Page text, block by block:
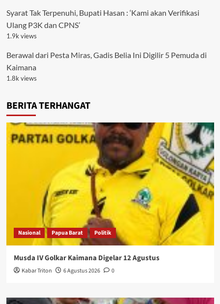
Syarat Tak Terpenuhi, Bupati Hasan : ‘Kami akan Verifikasi
Ulang P3K dan CPNS’
1.9k views
Berawal dari Pesta Miras, Gadis Belia Ini Digilir 5 Pemuda di
Kaimana
1.8k views
BERITA TERHANGAT
Nasional Papua Barat Politik
Musda IV Golkar Kaimana Digelar 12 Agustus
Kabar Triton 6 Agustus 2026 0